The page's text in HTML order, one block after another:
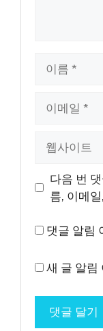
트
다음 번
름, 이메
댓글 알림
새 글 알림